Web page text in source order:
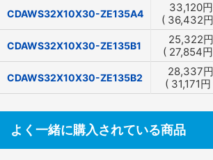
CDAWS32X10X30-ZE135A4 33,120円
( 36,432円
CDAWS32X10X30-ZE135B1 25,322円
( 27,854円
CDAWS32X10X30-ZE135B2 28,337円
( 31,171円
よく一緒に購入されている商品